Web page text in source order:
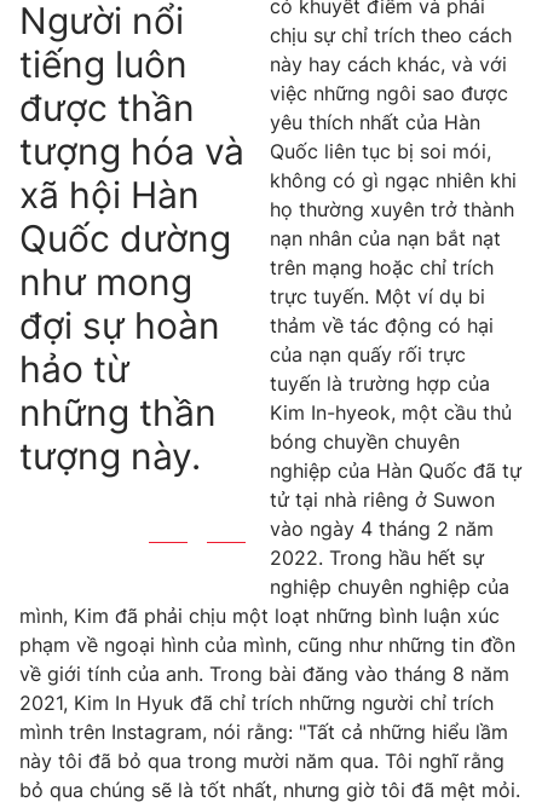
Người nổi
tiếng luôn
được thần
tượng hóa và
xã hội Hàn
Quốc dường
như mong
đợi sự hoàn
hảo từ
những thần
tượng này.
có khuyết điểm và phải
chịu sự chỉ trích theo cách
này hay cách khác, và với
việc những ngôi sao được
yêu thích nhất của Hàn
Quốc liên tục bị soi mói,
không có gì ngạc nhiên khi
họ thường xuyên trở thành
nạn nhân của nạn bắt nạt
trên mạng hoặc chỉ trích
trực tuyến. Một ví dụ bi
thảm về tác động có hại
của nạn quấy rối trực
tuyến là trường hợp của
Kim In-hyeok, một cầu thủ
bóng chuyền chuyên
nghiệp của Hàn Quốc đã tự
tử tại nhà riêng ở Suwon
vào ngày 4 tháng 2 năm
2022. Trong hầu hết sự
nghiệp chuyên nghiệp của
mình, Kim đã phải chịu một loạt những bình luận xúc
phạm về ngoại hình của mình, cũng như những tin đồn
về giới tính của anh. Trong bài đăng vào tháng 8 năm
2021, Kim In Hyuk đã chỉ trích những người chỉ trích
mình trên Instagram, nói rằng: "Tất cả những hiểu lầm
này tôi đã bỏ qua trong mười năm qua. Tôi nghĩ rằng
bỏ qua chúng sẽ là tốt nhất, nhưng giờ tôi đã mệt mỏi.